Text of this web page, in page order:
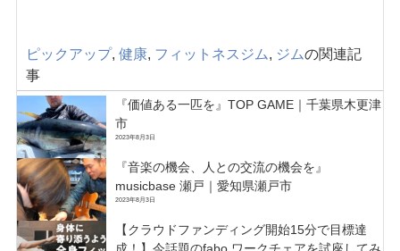
ピックアップ, 健康, フィットネスジム, ジムの関連記
事
『価値ある一匹を』TOP GAME｜千葉県木更津
市
2023年8月3日
『音楽の機会、人との交流の機会を』
musicbase 瀬戸｜愛知県瀬戸市
2023年8月3日
【クラウドファンディング開始15分で目標達